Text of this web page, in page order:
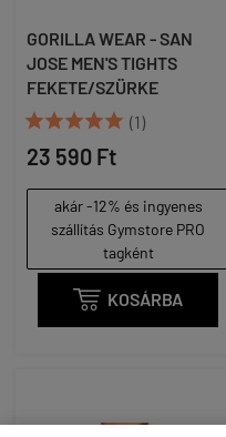
GORILLA WEAR - SAN
JOSE MEN'S TIGHTS
FEKETE/SZÜRKE
 (1)
23 590 Ft
akár -12% és ingyenes
szállítás Gymstore PRO
tagként
 KOSÁRBA